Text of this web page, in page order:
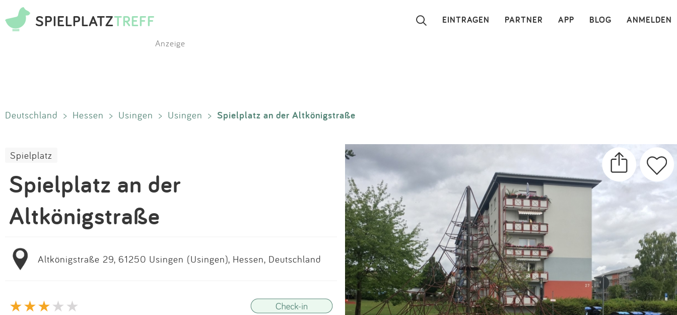
SPIELPLATZTREFF ANMELDEN
BLOG
APP
PARTNER
EINTRAGEN ×
App
Blog
Partner
Kontakt
Impressum
Anmelden
Anzeige
Deutschland > Hessen > Usingen > Usingen > Spielplatz an der Altkönigstraße
Spielplatz
Spielplatz an der
Altkönigstraße
Altkönigstraße 29, 61250 Usingen (Usingen), Hessen, Deutschland